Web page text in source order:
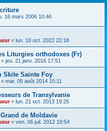
16 mars 2006 10:46
« lun. 10 oct. 2022 22:18
Liturgies orthodoxes (Fr)
« jeu. 21 janv. 2016 17:51
Skite Sainte Foy
« mar. 05 août 2014 15:11
de Transylvanie
« lun. 21 oct. 2013 19:25
de Moldavie
« ven. 06 juil. 2012 19:54